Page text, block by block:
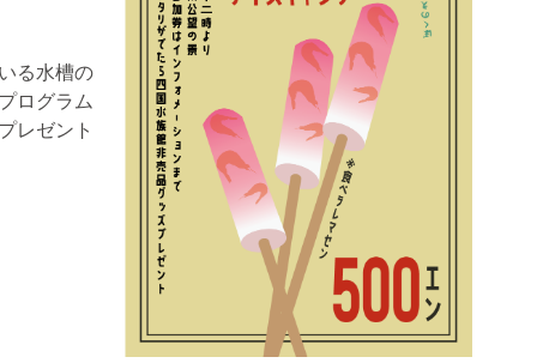
る水槽の
ログラム
レゼント